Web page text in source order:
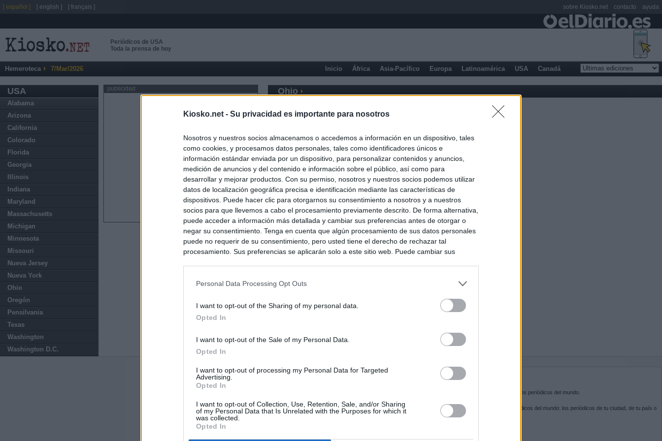
Kiosko.net - Su privacidad es importante para nosotros
Nosotros y nuestros socios almacenamos o accedemos a información en un dispositivo, tales
como cookies, y procesamos datos personales, tales como identificadores únicos e
información estándar enviada por un dispositivo, para personalizar contenidos y anuncios,
medición de anuncios y del contenido e información sobre el público, así como para
desarrollar y mejorar productos. Con su permiso, nosotros y nuestros socios podemos utilizar
datos de localización geográfica precisa e identificación mediante las características de
dispositivos. Puede hacer clic para otorgarnos su consentimiento a nosotros y a nuestros
socios para que llevemos a cabo el procesamiento previamente descrito. De forma alternativa,
puede acceder a información más detallada y cambiar sus preferencias antes de otorgar o
negar su consentimiento. Tenga en cuenta que algún procesamiento de sus datos personales
puede no requerir de su consentimiento, pero usted tiene el derecho de rechazar tal
procesamiento. Sus preferencias se aplicarán solo a este sitio web. Puede cambiar sus
Personal Data Processing Opt Outs
I want to opt-out of the Sharing of my personal data.
Opted In
I want to opt-out of the Sale of my Personal Data.
Opted In
I want to opt-out of processing my Personal Data for Targeted
Advertising.
Opted In
I want to opt-out of Collection, Use, Retention, Sale, and/or Sharing
of my Personal Data that Is Unrelated with the Purposes for which it
was collected.
Opted In
Periódicos de USA
Toda la prensa de hoy
Hemeroteca 7/Mar/2026 Inicio África Asia-Pacífico Europa Latinoamérica USA Canadá
USA
Alabama
Arizona
California
Colorado
Florida
Georgia
Illinois
Indiana
Maryland
Massachusetts
Michigan
Minnesota
Missouri
Nueva Jersey
Nueva York
Ohio
Oregón
Pensilvania
Texas
Washington
Washington D.C.
publicidad Ohio
Últimas noticias
Meloni a quitarlos
Sira Rego: "Es incomprensible que 70.000 personas se muevan sin que
SOBRE KIOSKO.NET
es la puerta de entrada a los periódicos del mundo.
Navega por las portadas de los periódicos del mundo: los periódicos de tu ciudad, de tu país o
del otro extremo del mundo.
[ español ] [ english ] [ français ] sobre Kiosko.net contacto ayuda